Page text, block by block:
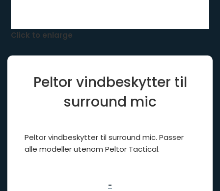
Click to enlarge
Peltor vindbeskytter til
surround mic
Peltor vindbeskytter til surround mic. Passer
alle modeller utenom Peltor Tactical.
-